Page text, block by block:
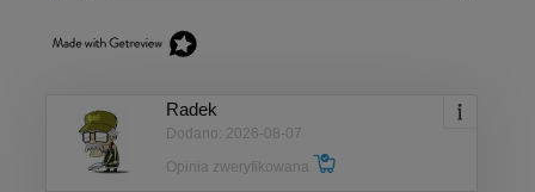
Radek
Dodano: 2026-08-07
Opinia zweryfikowana